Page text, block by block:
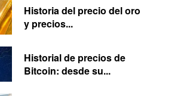
Historia del precio del oro
y precios...
Historial de precios de
Bitcoin: desde su...